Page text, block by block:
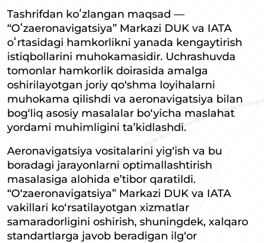
Tashrifdan koʻzlangan maqsad —
“Oʻzaeronavigatsiya” Markazi DUK va IATA
oʻrtasidagi hamkorlikni yanada kengaytirish
istiqbollarini muhokamasidir. Uchrashuvda
tomonlar hamkorlik doirasida amalga
oshirilayotgan joriy qo‘shma loyihalarni
muhokama qilishdi va aeronavigatsiya bilan
bog‘liq asosiy masalalar bo‘yicha maslahat
yordami muhimligini ta’kidlashdi.
Aeronavigatsiya vositalarini yig‘ish va bu
boradagi jarayonlarni optimallashtirish
masalasiga alohida e’tibor qaratildi.
“O‘zaeronavigatsiya” Markazi DUK va IATA
vakillari ko‘rsatilayotgan xizmatlar
samaradorligini oshirish, shuningdek, xalqaro
standartlarga javob beradigan ilg‘or